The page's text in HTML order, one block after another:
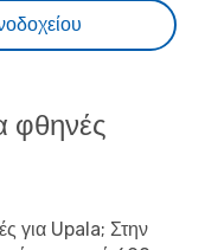
φθηνές
για Upala; Στην